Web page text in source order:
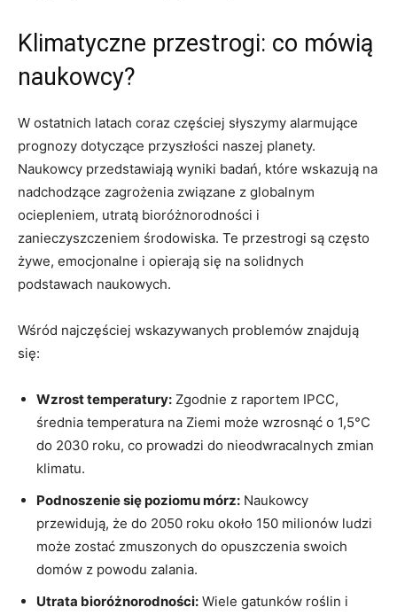
Klimatyczne przestrogi: co mówią
naukowcy?
W ostatnich latach coraz częściej słyszymy alarmujące
prognozy dotyczące przyszłości naszej planety.
Naukowcy przedstawiają wyniki badań, które wskazują na
nadchodzące zagrożenia związane z globalnym
ociepleniem, utratą bioróżnorodności i
zanieczyszczeniem środowiska. Te przestrogi są często
żywe, emocjonalne i opierają się na solidnych
podstawach naukowych.
Wśród najczęściej wskazywanych problemów znajdują
się:
Wzrost temperatury: Zgodnie z raportem IPCC,
średnia temperatura na Ziemi może wzrosnąć o 1,5°C
do 2030 roku, co prowadzi do nieodwracalnych zmian
klimatu.
Podnoszenie się poziomu mórz: Naukowcy
przewidują, że do 2050 roku około 150 milionów ludzi
może zostać zmuszonych do opuszczenia swoich
domów z powodu zalania.
Utrata bioróżnorodności: Wiele gatunków roślin i